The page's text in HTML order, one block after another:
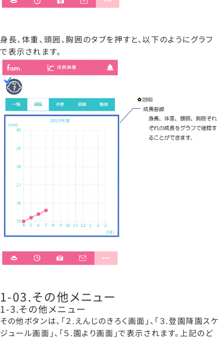
身長、体重、頭囲、胸囲のタブを押すと、以下のようにグラフ
で表示されます。
1-03.その他メニュー
1-3.その他メニュー
その他ボタンは、「２.えんじのきろく画面」、「３.登園降園スケ
ジュール画面」、「５.園より画面」で表示されます。上記のど